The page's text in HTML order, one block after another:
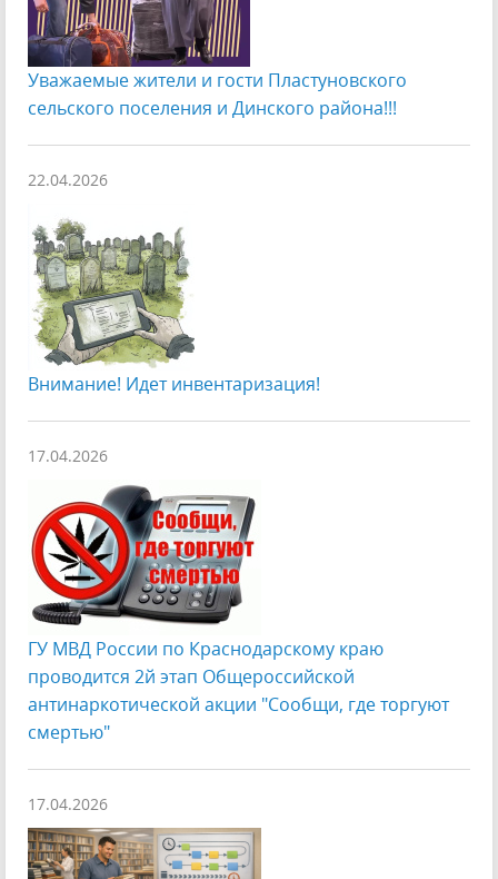
Уважаемые жители и гости Пластуновского
сельского поселения и Динского района!!!
22.04.2026
Внимание! Идет инвентаризация!
17.04.2026
ГУ МВД России по Краснодарскому краю
проводится 2й этап Общероссийской
антинаркотической акции "Сообщи, где торгуют
смертью"
17.04.2026